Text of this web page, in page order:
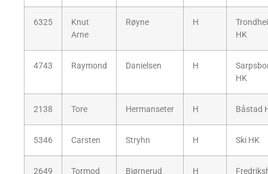
6325
Knut
Arne
Røyne H
HK
4743 Raymond Danielsen H
HK
2138 Tore Hermanseter H Båstad
5346 Carsten Stryhn H Ski HK
2649 Tormod Bjørnerud H